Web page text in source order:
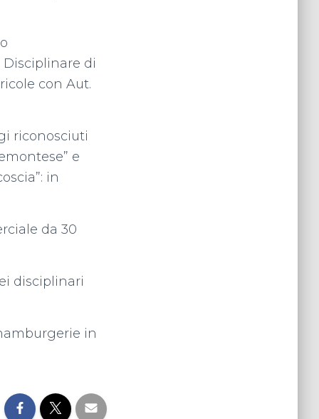
Disciplinare di
con Aut.
riconosciuti
e
in
da 30
disciplinari
in